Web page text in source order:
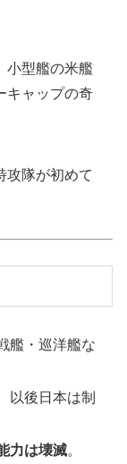
小型艦の米艦
キャップの奇
攻隊が初めて
艦・巡洋艦な
以後日本は制
力は壊滅。